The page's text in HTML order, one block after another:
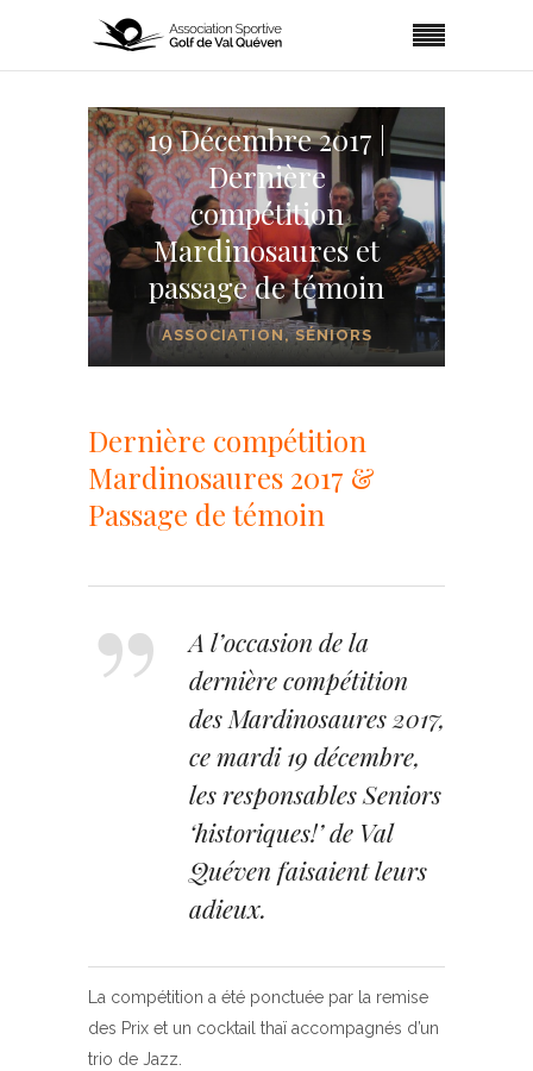
19 Décembre 2017 |
Dernière
compétition
Mardinosaures et
passage de témoin
ASSOCIATION,SÉNIORS
Dernière compétition
Mardinosaures 2017 &
Passage de témoin
A l’occasion de la
dernière compétition
des Mardinosaures 2017,
ce mardi 19 décembre,
les responsables Seniors
‘historiques!’ de Val
Quéven faisaient leurs
adieux.
La compétition a été ponctuée par la remise
des Prix et un cocktail thaï accompagnés d’un
trio de Jazz.